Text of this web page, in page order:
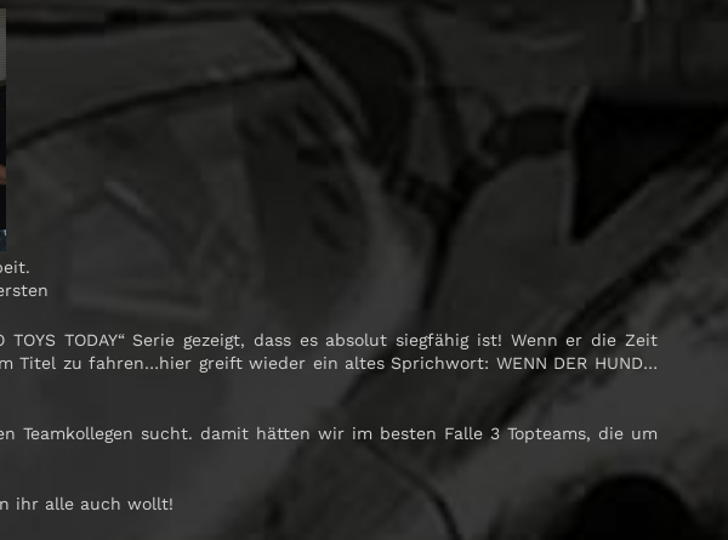
TODAY“ Serie gezeigt, dass es absolut siegfähig ist! Wenn er die Zeit
Titel zu fahren…hier greift wieder ein altes Sprichwort: WENN DER HUND…
Teamkollegen sucht. damit hätten wir im besten Falle 3 Topteams, die um
ihr alle auch wollt!